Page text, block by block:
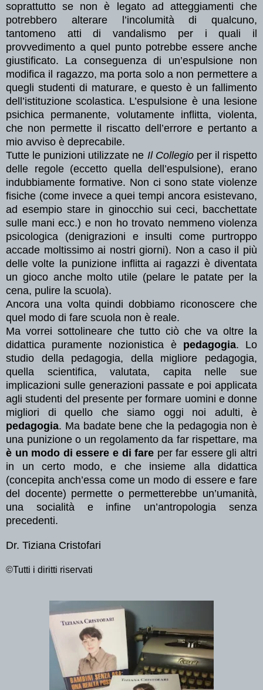
soprattutto se non è legato ad atteggiamenti che
potrebbero alterare l’incolumità di qualcuno,
tantomeno atti di vandalismo per i quali il
provvedimento a quel punto potrebbe essere anche
giustificato. La conseguenza di un’espulsione non
modifica il ragazzo, ma porta solo a non permettere a
quegli studenti di maturare, e questo è un fallimento
dell’istituzione scolastica. L’espulsione è una lesione
psichica permanente, volutamente inflitta, violenta,
che non permette il riscatto dell’errore e pertanto a
mio avviso è deprecabile.
Tutte le punizioni utilizzate ne Il Collegioper il rispetto
delle regole (eccetto quella dell’espulsione), erano
indubbiamente formative. Non ci sono state violenze
fisiche (come invece a quei tempi ancora esistevano,
ad esempio stare in ginocchio sui ceci, bacchettate
sulle mani ecc.) e non ho trovato nemmeno violenza
psicologica (denigrazioni e insulti come purtroppo
accade moltissimo ai nostri giorni). Non a caso il più
delle volte la punizione inflitta ai ragazzi è diventata
un gioco anche molto utile (pelare le patate per la
cena, pulire la scuola).
Ancora una volta quindi dobbiamo riconoscere che
quel modo di fare scuola non è reale.
Ma vorrei sottolineare che tutto ciò che va oltre la
didattica puramente nozionistica è pedagogia. Lo
studio della pedagogia, della migliore pedagogia,
quella scientifica, valutata, capita nelle sue
implicazioni sulle generazioni passate e poi applicata
agli studenti del presente per formare uomini e donne
migliori di quello che siamo oggi noi adulti, è
pedagogia. Ma badate bene che la pedagogia non è
una punizione o un regolamento da far rispettare, ma
è un modo di essere e di fare per far essere gli altri
in un certo modo, e che insieme alla didattica
(concepita anch’essa come un modo di essere e fare
del docente) permette o permetterebbe un’umanità,
una socialità e infine un’antropologia senza
precedenti.
Dr. Tiziana Cristofari
©Tutti i diritti riservati